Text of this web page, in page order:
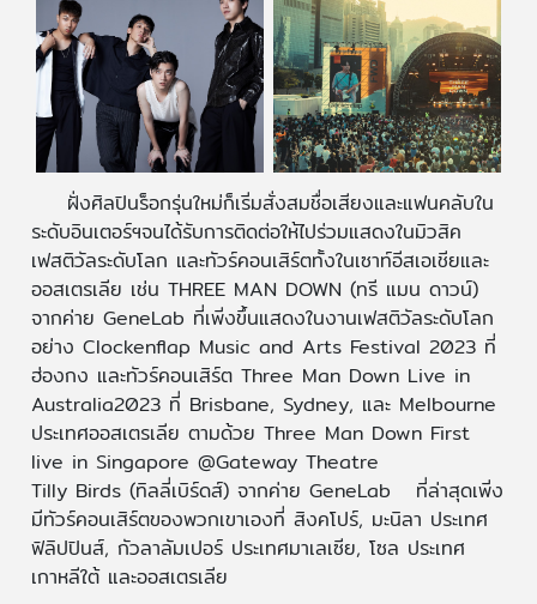
ฝั่งศิลปินร็อกรุ่นใหม่ก็เริ่มสั่งสมชื่อเสียงและแฟนคลับใน
ระดับอินเตอร์ฯจนได้รับการติดต่อให้ไปร่วมแสดงในมิวสิค
เฟสติวัลระดับโลก และทัวร์คอนเสิร์ตทั้งในเซาท์อีสเอเชียและ
ออสเตรเลีย เช่น THREE MAN DOWN (ทรี แมน ดาวน์)
จากค่าย GeneLab ที่เพิ่งขึ้นแสดงในงานเฟสติวัลระดับโลก
อย่าง Clockenflap Music and Arts Festival 2023 ที่
ฮ่องกง และทัวร์คอนเสิร์ต Three Man Down Live in
Australia2023 ที่ Brisbane, Sydney, และ Melbourne
ประเทศออสเตรเลีย ตามด้วย Three Man Down First
live in Singapore @Gateway Theatre
Tilly Birds (ทิลลี่เบิร์ดส์) จากค่าย GeneLab ที่ล่าสุดเพิ่ง
มีทัวร์คอนเสิร์ตของพวกเขาเองที่ สิงคโปร์, มะนิลา ประเทศ
ฟิลิปปินส์, กัวลาลัมเปอร์ ประเทศมาเลเซีย, โซล ประเทศ
เกาหลีใต้ และออสเตรเลีย